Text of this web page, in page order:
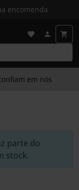
encomenda
em nós
parte do
stock.